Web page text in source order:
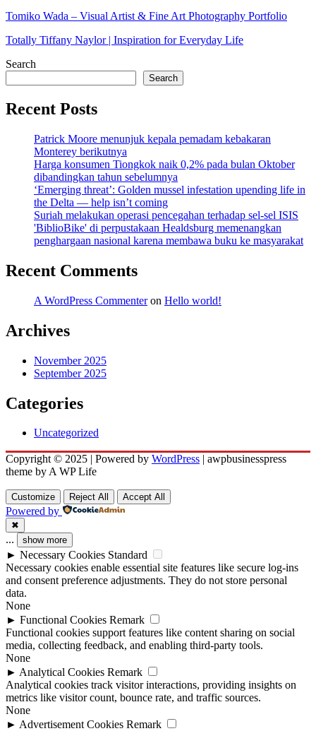
Tomiko Wada – Visual Artist & Fine Art Photography Portfolio
Totally Tiffany Naylor | Inspiration for Everyday Life
Search
Search
Recent Posts
Patrick Moore menunjuk kepala pemadam kebakaran
Monterey berikutnya
Harga konsumen Tiongkok naik 0,2% pada bulan Oktober
dibandingkan tahun sebelumnya
‘Emerging threat’: Golden mussel infestation upending life in
the Delta — help isn’t coming
Suriah melakukan operasi pencegahan terhadap sel-sel ISIS
'BiblioBike' di perpustakaan Healdsburg memenangkan
penghargaan nasional karena membawa buku ke masyarakat
Recent Comments
A WordPress Commenteron Hello world!
Archives
November 2025
September 2025
Categories
Uncategorized
Copyright © 2025 | Powered by WordPress | awpbusinesspress
theme by A WP Life
Customize Reject All Accept All
Powered by
✖
... show more
► Necessary Cookies Standard
Necessary cookies enable essential site features like secure log-ins
and consent preference adjustments. They do not store personal
data.
None
► Functional Cookies Remark
Functional cookies support features like content sharing on social
media, collecting feedback, and enabling third-party tools.
None
► Analytical Cookies Remark
Analytical cookies track visitor interactions, providing insights on
metrics like visitor count, bounce rate, and traffic sources.
None
► Advertisement Cookies Remark